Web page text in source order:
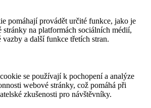
pomáhají provádět určité funkce, jako je
stránky na platformách sociálních médií,
a další funkce třetích stran.
se používají k pochopení a analýze
webové stránky, což pomáhá při
zkušenosti pro návštěvníky.